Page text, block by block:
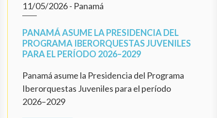
11/05/2026- Panamá
PANAMÁ ASUME LA PRESIDENCIA DEL
PROGRAMA IBERORQUESTAS JUVENILES
PARA EL PERÍODO 2026–2029
Panamá asume la Presidencia del Programa
Iberorquestas Juveniles para el período
2026–2029